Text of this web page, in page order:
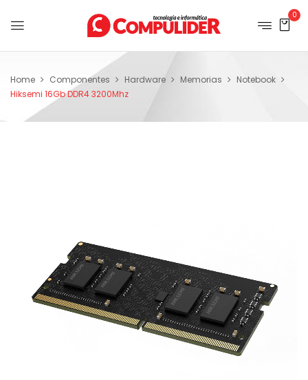
0
Home Componentes Hardware Memorias
Notebook
Hiksemi 16Gb DDR4 3200Mhz